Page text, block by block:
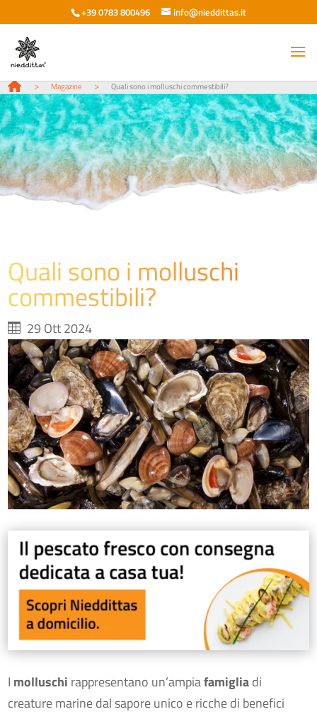
+39 0783 800496 info@nieddittas.it
> Magazine > Quali sono i molluschi commestibili?
Quali sono i molluschi
commestibili?
29 Ott 2024
I molluschi rappresentano un’ampiafamigliadi
creature marine dal sapore unico e ricche di benefici